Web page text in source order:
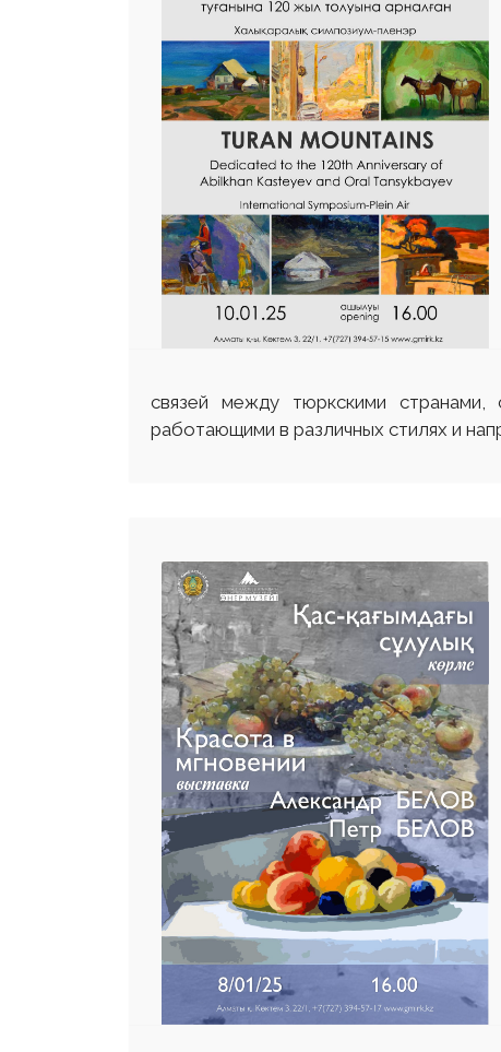
связей между тюркскими
работающими в различных стилях и